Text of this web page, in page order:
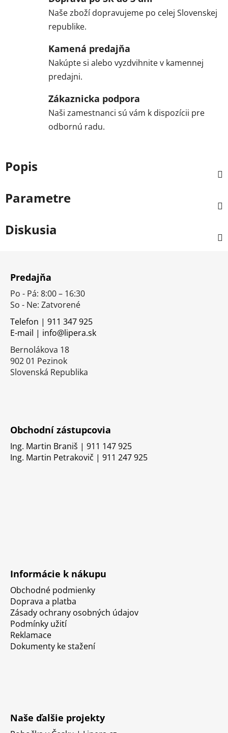
Naše zboží dopravujeme po celej Slovenskej
republike.
Kamená predajňa
Nakúpte si alebo vyzdvihnite v kamennej
predajni.
Zákaznicka podpora
Naši zamestnanci sú vám k dispozícii pre
odbornú radu.
Popis
Parametre
Diskusia
Predajňa
Po - Pá: 8:00 – 16:30
So - Ne: Zatvorené
Telefon | 911 347 925
E-mail | info@lipera.sk
Bernolákova 18
902 01 Pezinok
Slovenská Republika
Obchodní zástupcovia
Ing. Martin Braniš | 911 147 925
Ing. Martin Petrakovič | 911 247 925
Informácie k nákupu
Obchodné podmienky
Doprava a platba
Zásady ochrany osobných údajov
Podmínky užití
Reklamace
Dokumenty ke stažení
Naše ďalšie projekty